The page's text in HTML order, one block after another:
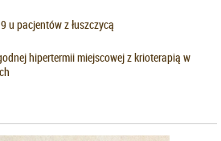
u pacjentów z łuszczycą
hipertermii miejscowej z krioterapią w